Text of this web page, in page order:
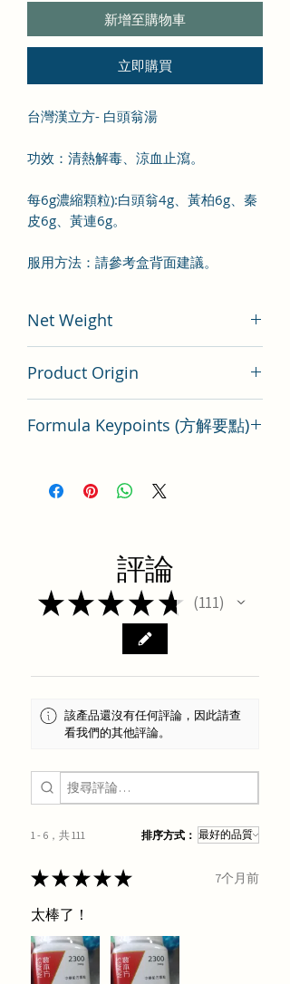
新增至購物車
立即購買
台灣漢立方- 白頭翁湯
功效：清熱解毒、涼血止瀉。
每6g濃縮顆粒):白頭翁4g、黃柏6g、秦
皮6g、黃連6g。
服用方法：請參考盒背面建議。
Net Weight
Product Origin
Formula Keypoints (方解要點)
評論
★★★★★ 111
111
該產品還沒有任何評論，因此請查
看我們的其他評論。
1 - 6，共 111 排序方式：
★★★★★ 7个月前
太棒了！